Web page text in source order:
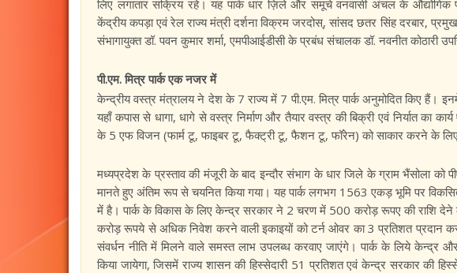
लिए लगातार सक्रिय रहे। यह पार्क धार ज़िले और समूचे वनवासी अंचल के औद्योगिक
केंद्रीय कपड़ा एवं रेल राज्य मंत्री दर्शना विक्रम जरदोस्, सांसद छतर सिंह दरबार,
संभागायुक्त डॉ. पवन कुमार शर्मा, एमपीआईडीसी के प्रबंध संचालक डॉ. नवनीत कोठारी
पी.एम. मित्र पार्क एक नजर में
केन्द्रीय वस्त्र मंत्रालय ने देश के 7 राज्य में 7 पी.एम. मित्र पार्क अनुमोदित किए हैं।
यहाँ कपास से धागा, धागे से वस्त्र निर्माण और तैयार वस्त्र की बिक्री एवं निर्यात का
के 5 एफ विजन (फार्म टू, फाइबर टू, फैक्ट्री टू, फैशन टू, फॉरेन) को साकार करने के लिए
मध्यप्रदेश के प्रस्ताव की मंजूरी के बाद इन्दौर संभाग के धार जिले के ग्राम भैंसोला को
मानते हुए अंतिम रूप से चयनित किया गया। यह पार्क लगभग 1563 एकड़ भूमि पर
में है। पार्क के विकास के लिए केन्द्र सरकार ने 2 चरण में 500 करोड़ रूपए की राशि
करोड़ रूपये से अधिक निवेश करने वाली इकाइयों को टर्न ओवर का 3 प्रतिशत प्रदान
संवर्धन नीति में मिलने वाले समस्त लाभ उपलब्ध करवाए जाएंगे। पार्क के लिये केन्द्र
किया जायेगा, जिसमें राज्य शासन की हिस्सेदारी 51 प्रतिशत एवं केन्द्र सरकार की